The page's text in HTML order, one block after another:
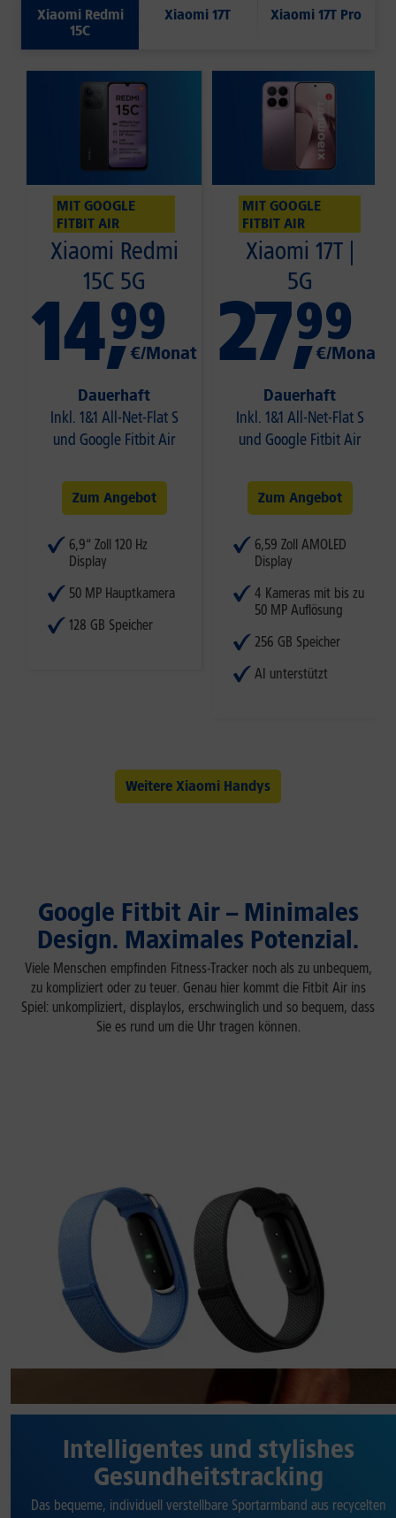
Xiaomi Redmi
15C
Xiaomi 17T Xiaomi 17T Pro
MIT GOOGLE
FITBIT AIR
Xiaomi Redmi
15C 5G
14,
99
€/Monat
Dauerhaft
Inkl. 1&1 All-Net-Flat S
und Google Fitbit Air
Zum Angebot
6,9“ Zoll 120 Hz
Display
50 MP Hauptkamera
128 GB Speicher
MIT GOOGLE
FITBIT AIR
Xiaomi 17T |
5G
27,
99
€/Monat
Dauerhaft
Inkl. 1&1 All-Net-Flat S
und Google Fitbit Air
Zum Angebot
6,59 Zoll AMOLED
Display
4 Kameras mit bis zu
50 MP Auflösung
256 GB Speicher
AI unterstützt
Weitere Xiaomi Handys
Google Fitbit Air – Minimales
Design. Maximales Potenzial.
Viele Menschen empfinden Fitness-Tracker noch als zu unbequem,
zu kompliziert oder zu teuer. Genau hier kommt die Fitbit Air ins
Spiel: unkompliziert, displaylos, erschwinglich und so bequem, dass
Sie es rund um die Uhr tragen können.
Intelligentes und stylishes
Gesundheitstracking
Das bequeme, individuell verstellbare Sportarmband aus recycelten